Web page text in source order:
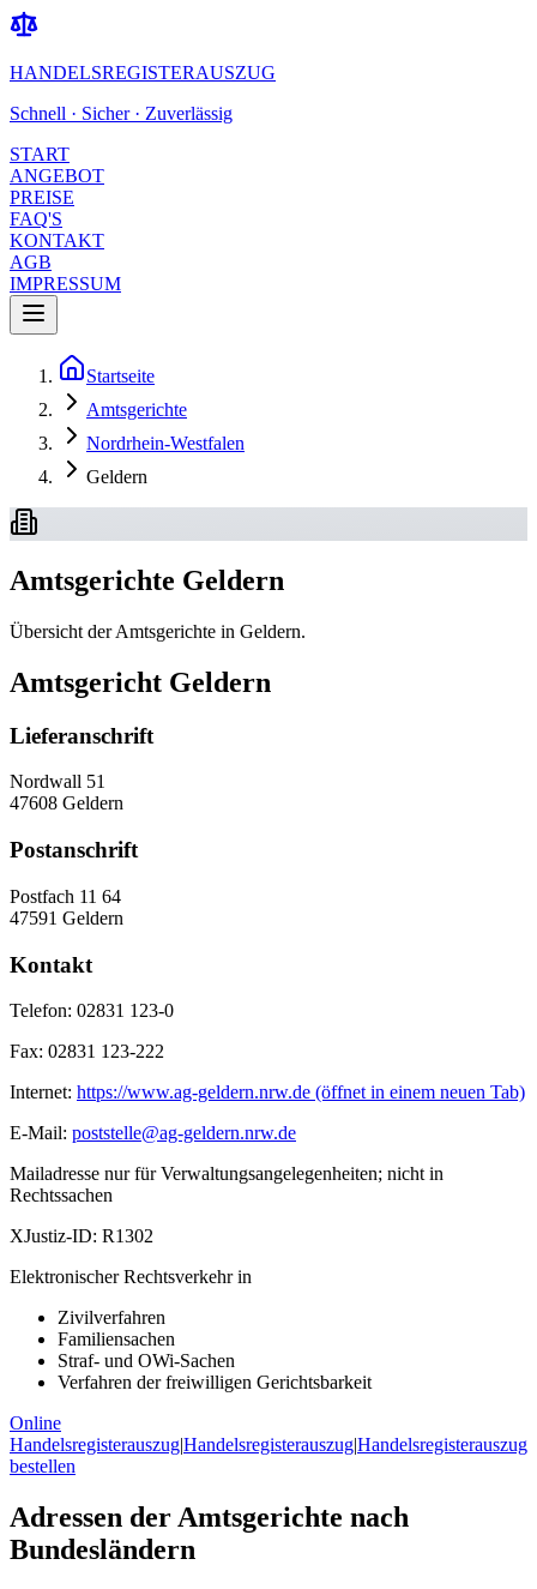
HANDELSREGISTERAUSZUG
Schnell · Sicher · Zuverlässig
START
ANGEBOT
PREISE
FAQ'S
KONTAKT
AGB
IMPRESSUM
Startseite
Amtsgerichte
Nordrhein-Westfalen
Geldern
Amtsgerichte Geldern
Übersicht der Amtsgerichte in Geldern.
Amtsgericht Geldern
Lieferanschrift
Nordwall 51
47608 Geldern
Postanschrift
Postfach 11 64
47591 Geldern
Kontakt
Telefon: 02831 123-0
Fax: 02831 123-222
Internet: https://www.ag-geldern.nrw.de (öffnet in einem neuen Tab)
E-Mail: poststelle@ag-geldern.nrw.de
Mailadresse nur für Verwaltungsangelegenheiten; nicht in
Rechtssachen
XJustiz-ID: R1302
Elektronischer Rechtsverkehr in
Zivilverfahren
Familiensachen
Straf- und OWi-Sachen
Verfahren der freiwilligen Gerichtsbarkeit
Online
Handelsregisterauszug|Handelsregisterauszug|Handelsregisterauszug
bestellen
Adressen der Amtsgerichte nach
Bundesländern